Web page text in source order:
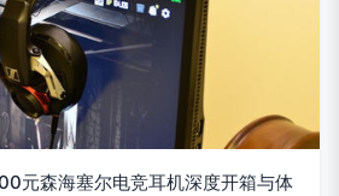
元森海塞尔电竞耳机深度开箱与体